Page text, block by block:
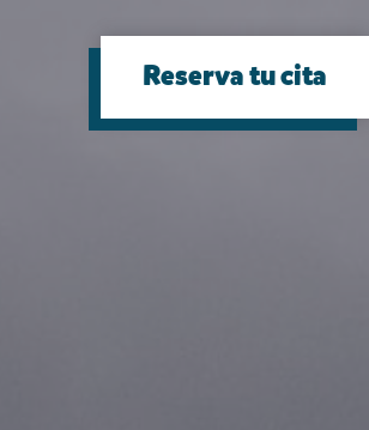
Reserva tu cita